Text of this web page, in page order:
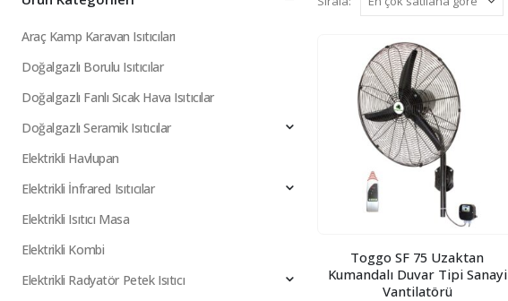
Toggo SF 75 Uzaktan
Kumandalı Duvar Tipi Sanayi
Vantilatörü
Araç Kamp Karavan Isıtıcıları
Doğalgazlı Borulu Isıtıcılar
Doğalgazlı Fanlı Sıcak Hava Isıtıcılar
Doğalgazlı Seramik Isıtıcılar
Elektrikli Havlupan
Elektrikli İnfrared Isıtıcılar
Elektrikli Isıtıcı Masa
Elektrikli Kombi
Elektrikli Radyatör Petek Isıtıcı